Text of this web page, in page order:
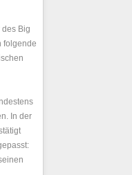
Big
folgende
In der